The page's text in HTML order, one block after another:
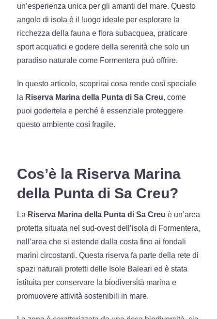
un’esperienza unica per gli amanti del mare. Questo
angolo di isola è il luogo ideale per esplorare la
ricchezza della fauna e flora subacquea, praticare
sport acquatici e godere della serenità che solo un
paradiso naturale come Formentera può offrire.
In questo articolo, scoprirai cosa rende così speciale
la Riserva Marina della Punta di Sa Creu, come
puoi godertela e perché è essenziale proteggere
questo ambiente così fragile.
Cos’è la Riserva Marina
della Punta di Sa Creu?
La Riserva Marina della Punta di Sa Creu è un’area
protetta situata nel sud-ovest dell’isola di Formentera,
nell’area che si estende dalla costa fino ai fondali
marini circostanti. Questa riserva fa parte della rete di
spazi naturali protetti delle Isole Baleari ed è stata
istituita per conservare la biodiversità marina e
promuovere attività sostenibili in mare.